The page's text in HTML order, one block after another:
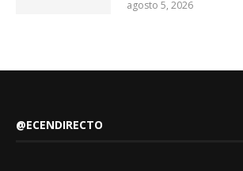
agosto 5, 2026
@ECENDIRECTO